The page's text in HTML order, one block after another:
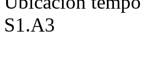
S1.A3